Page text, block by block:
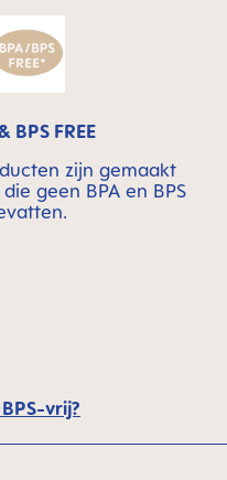
BPS FREE
zijn gemaakt
geen BPA en BPS
vrij?